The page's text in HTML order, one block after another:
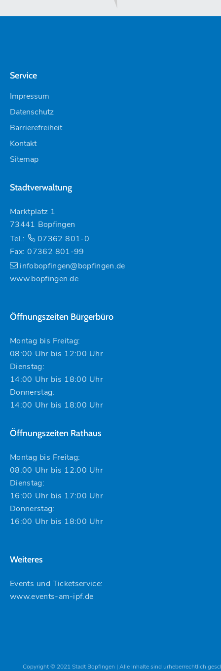
Service
Impressum
Datenschutz
Barrierefreiheit
Kontakt
Sitemap
Stadtverwaltung
Marktplatz 1
73441 Bopfingen
Tel.:
07362 801-0
Fax: 07362 801-99
infobopfingen@bopfingen.de
www.bopfingen.de
Öffnungszeiten Bürgerbüro
Montag bis Freitag:
08:00 Uhr bis 12:00 Uhr
Dienstag:
14:00 Uhr bis 18:00 Uhr
Donnerstag:
14:00 Uhr bis 18:00 Uhr
Öffnungszeiten Rathaus
Montag bis Freitag:
08:00 Uhr bis 12:00 Uhr
Dienstag:
16:00 Uhr bis 17:00 Uhr
Donnerstag:
16:00 Uhr bis 18:00 Uhr
Weiteres
Events und Ticketservice:
www.events-am-ipf.de
Copyright © 2021 Stadt Bopfingen | Alle Inhalte sind urheberrechtlich